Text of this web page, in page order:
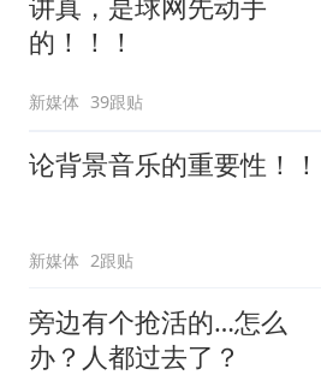
的！！！
新媒体 39跟贴
论背景音乐的重要性！！
新媒体 2跟贴
旁边有个抢活的…怎么
办？人都过去了？